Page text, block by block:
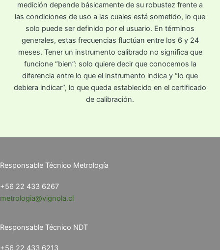
medición depende básicamente de su robustez frente a
las condiciones de uso a las cuales está sometido, lo que
solo puede ser definido por el usuario. En términos
generales, estas frecuencias fluctúan entre los 6 y 24
meses. Tener un instrumento calibrado no significa que
funcione “bien”: solo quiere decir que conocemos la
diferencia entre lo que el instrumento indica y “lo que
debiera indicar”, lo que queda establecido en el certificado
de calibración.
Responsable Técnico Metrología
+56 22 433 6267
metrologia@vignola.cl
Responsable Técnico NDT